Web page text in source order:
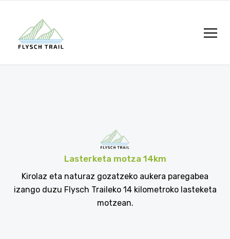
Lasterketa motza 14km
Kirolaz eta naturaz gozatzeko aukera paregabea
izango duzu Flysch Traileko 14 kilometroko lasteketa
motzean.